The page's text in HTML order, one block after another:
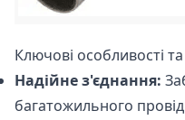
Ключові особливості
Надійне з'єднання:
багатожильного